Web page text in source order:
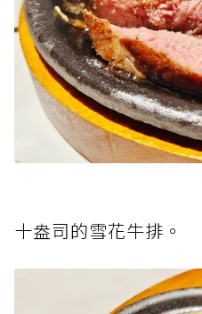
十盎司的雪花牛排。